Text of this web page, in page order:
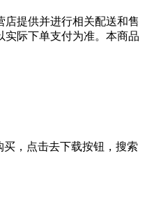
提供并进行相关配送和售
实际下单支付为准。本商品
，点击去下载按钮，搜索